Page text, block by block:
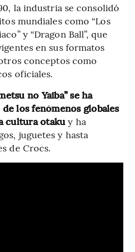
la industria se consolidó
mundiales como “Los
y “Dragon Ball”, que
en sus formatos
conceptos como
oficiales.
no Yaiba” se ha
los fenómenos globales
cultura otaku y ha
juguetes y hasta
de Crocs.